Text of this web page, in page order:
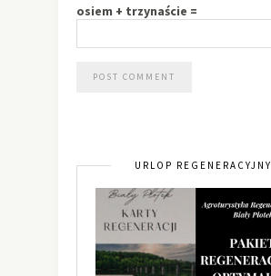
osiem + trzynaście =
URLOP REGENERACYJNY